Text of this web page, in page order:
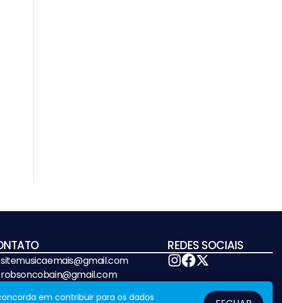
sitemusicaemais@gmail.com
robsoncobain@gmail.com
REDES SOCIAIS
em contribuir para os dados